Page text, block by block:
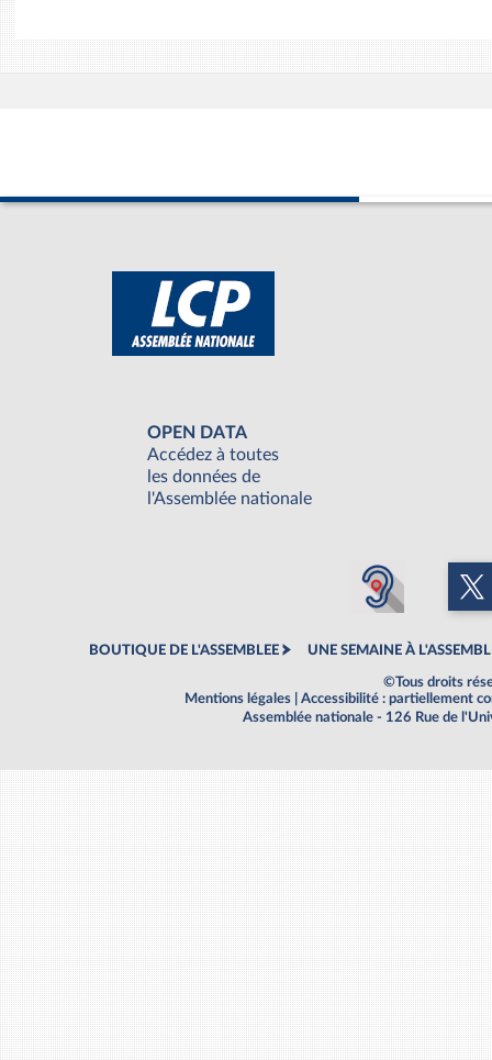
OPEN DATA
Accédez à toutes
les données de
l'Assemblée nationale
BOUTIQUE DE L'ASSEMBLEE UNE SEMAINE À
©Tous droits
Mentions légales
Accessibilité : partiellement
Assemblée nationale - 126 Rue de